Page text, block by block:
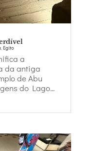
, Egito
a
da antiga
de Abu
do Lago...